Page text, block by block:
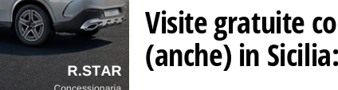
Visite gratuite
(anche) in